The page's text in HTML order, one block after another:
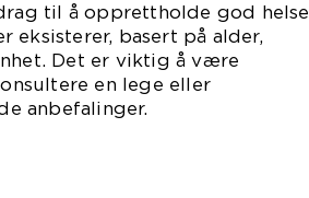
til å opprettholde god helse
eksisterer, basert på alder,
Det er viktig å være
en lege eller
anbefalinger.